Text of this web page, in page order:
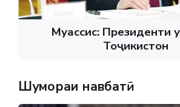
Муассис: Президенти
Тоҷикистон
Шумораи навбатӣ